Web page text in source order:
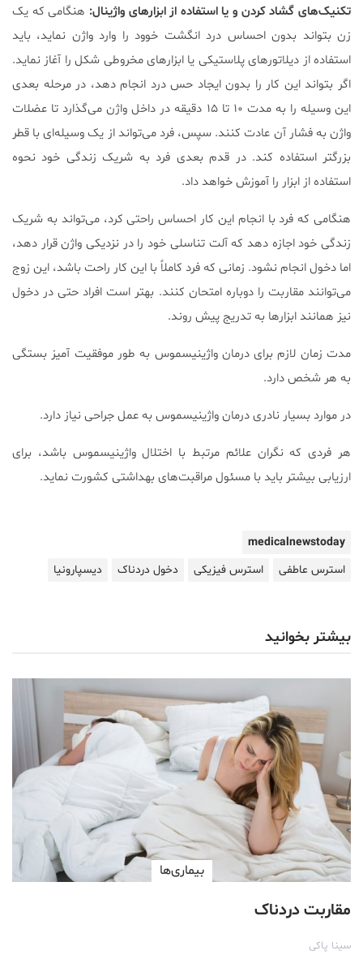
تکنیک‌های گشاد کردن و یا استفاده از ابزارهای واژینال: هنگامی که یک
زن بتواند بدون احساس درد انگشت خوود را وارد واژن نماید، باید
استفاده از دیلاتورهای پلاستیکی یا ابزارهای مخروطی شکل را آغاز نماید.
اگر بتواند این کار را بدون ایجاد حس درد انجام دهد، در مرحله بعدی
این وسیله را به مدت ۱۰ تا ۱۵ دقیقه در داخل واژن می‌گذارد تا عضلات
واژن به فشار آن عادت کنند. سپس، فرد می‌تواند از یک وسیله‌ای با قطر
بزرگتر استفاده کند. در قدم بعدی فرد به شریک زندگی خود نحوه
استفاده از ابزار را آموزش خواهد داد.
هنگامی که فرد با انجام این کار احساس راحتی کرد، می‌تواند به شریک
زندگی خود اجازه دهد که آلت تناسلی خود را در نزدیکی واژن قرار دهد،
اما دخول انجام نشود. زمانی که فرد کاملاً با این کار راحت باشد، این زوج
می‌توانند مقاربت را دوباره امتحان کنند. بهتر است افراد حتی در دخول
نیز همانند ابزارها به تدریج پیش روند.
مدت زمان لازم برای درمان واژینیسموس به طور موفقیت آمیز بستگی
به هر شخص دارد.
در موارد بسیار نادری درمان واژینیسموس به عمل جراحی نیاز دارد.
هر فردی که نگران علائم مرتبط با اختلال واژینیسموس باشد، برای
ارزیابی بیشتر باید با مسئول مراقبت‌های بهداشتی کشورت نماید.
medicalnewstoday
استرس عاطفی
استرس فیزیکی دخول دردناک دیسپارونیا
بیشتر بخوانید
بیماری‌ها
مقاربت دردناک
سینا پاکی